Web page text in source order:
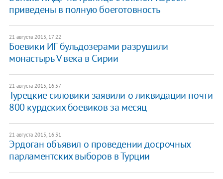
приведены в полную боеготовность
21 августа 2015, 17:22
Боевики ИГ бульдозерами разрушили
монастырь V века в Сирии
21 августа 2015, 16:57
Турецкие силовики заявили о ликвидации почти
800 курдских боевиков за месяц
21 августа 2015, 16:31
Эрдоган объявил о проведении досрочных
парламентских выборов в Турции